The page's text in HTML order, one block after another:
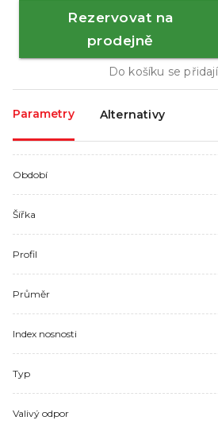
Rezervovat na
prodejně
Do košíku se
Parametry Alternativy
Období
Šířka
Profil
Průměr
Index nosnosti
Typ
Valivý odpor